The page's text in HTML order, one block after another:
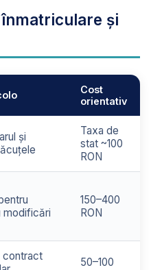
și
Cost
orientativ
și
Taxa de
stat ~100
RON
modificări
150–400
RON
contract
50–100